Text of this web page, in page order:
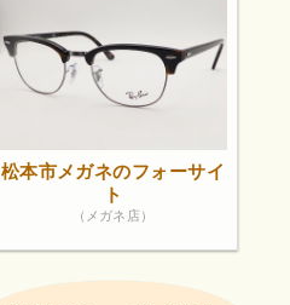
松本市メガネのフォーサイ
ト
（メガネ店）